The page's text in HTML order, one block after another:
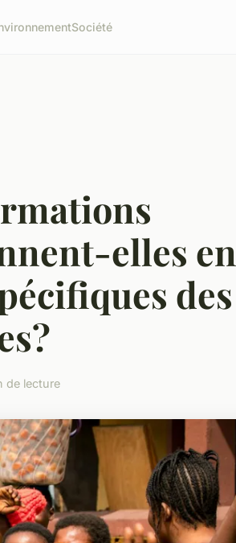
Société
elles en
des
de lecture